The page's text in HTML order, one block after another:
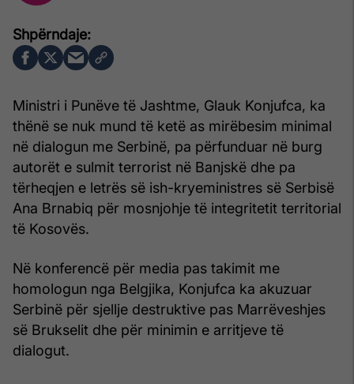
Ministri i Punëve të Jashtme, Glauk Konjufca, ka
thënë se nuk mund të ketë as mirëbesim minimal
në dialogun me Serbinë, pa përfunduar në burg
autorët e sulmit terrorist në Banjskë dhe pa
tërheqjen e letrës së ish-kryeministres së Serbisë
Ana Brnabiq për mosnjohje të integritetit territorial
të Kosovës.
Në konferencë për media pas takimit me
homologun nga Belgjika, Konjufca ka akuzuar
Serbinë për sjellje destruktive pas Marrëveshjes
së Brukselit dhe për minimin e arritjeve të
dialogut.